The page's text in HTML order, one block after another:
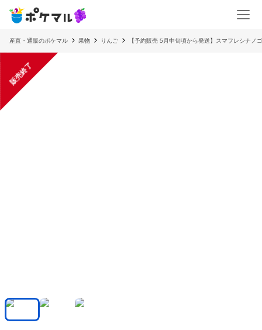
産直・通販のポケマル 果物 りんご 【予約販売 5月中旬頃から発送】スマフレシナノ
販売終了